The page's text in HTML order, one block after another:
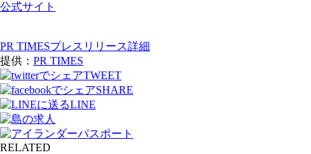
公式サイト
PR TIMESプレスリリース詳細
提供： PR TIMES
TWEET
SHARE
LINE
RELATED